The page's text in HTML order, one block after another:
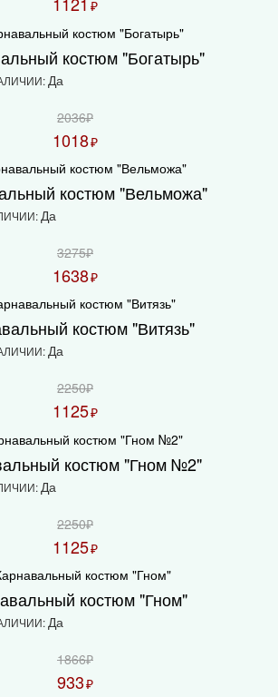
₽
костюм "Богатырь"
Да
2036₽
1018₽
костюм "Вельможа"
Да
3275₽
1638₽
костюм "Витязь"
Да
2250₽
1125₽
костюм "Гном №2"
Да
2250₽
1125₽
костюм "Гном"
Да
1866₽
933₽